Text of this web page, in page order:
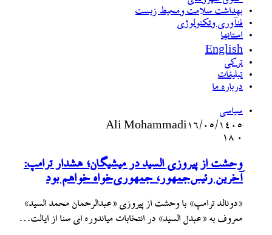
بهداشت سلامت ومحیط زیست
فنآوری وتکنولوژی
استانها
English
ترکی
تبلیغات
درباره ما
سیاسی
Ali Mohammadi ۱۶/۰۵/۱۴۰۵
۰
وحشت از پیروزی السید در میشیگان؛ هشدار ترامپ:
آخرین رئیس‌جمهور، جمهوری‌خواه خواهم بود
«دونالد ترامپ» با وحشت از پیروزی «عبدالرحمان محمد السید»
معروف به «عبدل السید» در انتخابات میاندوره ای سنا از ایالت…